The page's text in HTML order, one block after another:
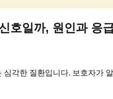
호일까, 원인과 응
각한 질환입니다. 보호자가